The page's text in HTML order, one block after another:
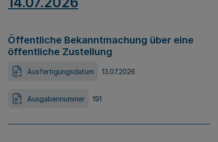
Öffentliche Bekanntmachung über eine
öffentliche Zustellung
Ausfertigungsdatum 13.07.2026
Ausgabennummer 191